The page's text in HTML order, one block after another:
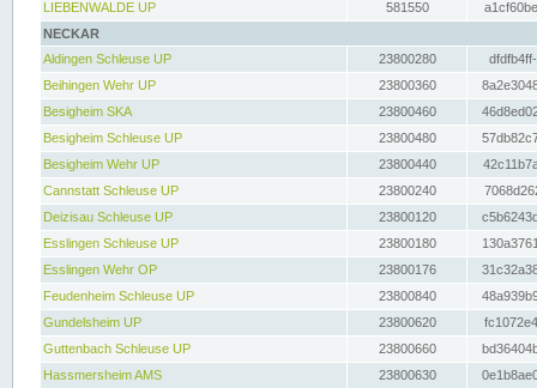
LIEBENWALDE UP
581550
NECKAR
Aldingen Schleuse UP
23800280
Beihingen Wehr UP
23800360
Besigheim SKA
23800460
Besigheim Schleuse UP
23800480
Besigheim Wehr UP
23800440
Cannstatt Schleuse UP
23800240
Deizisau Schleuse UP
23800120
Esslingen Schleuse UP
23800180
Esslingen Wehr OP
23800176
Feudenheim Schleuse UP
23800840
Gundelsheim UP
23800620
Guttenbach Schleuse UP
23800660
Hassmersheim AMS
23800630